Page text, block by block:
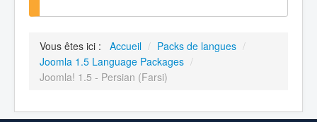
Vous êtes ici : Accueil / Packs de langues /
Joomla 1.5 Language Packages /
Joomla! 1.5 - Persian (Farsi)